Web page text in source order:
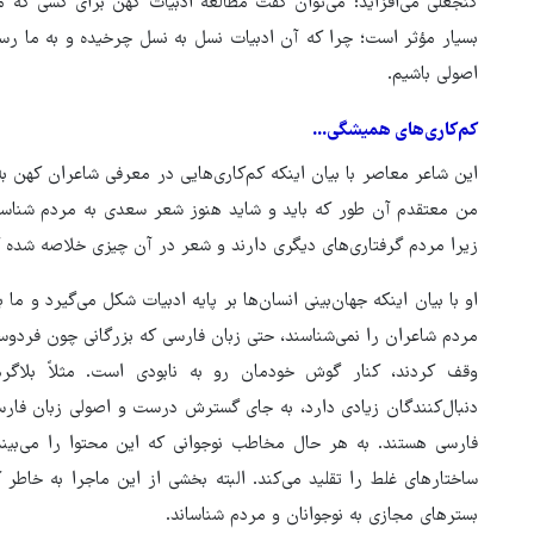
بسیار مؤثر است؛ چرا که آن ادبیات نسل به نسل چرخیده و به ما
اصولی باشیم.
کم‌کاری‌های همیشگی...
این شاعر معاصر با بیان اینکه کم‌کاری‌هایی در معرفی شاعران
من معتقدم آن طور که باید و شاید هنوز شعر سعدی به مردم
زیرا مردم گرفتاری‌های دیگری دارند و شعر در آن چیزی خلاصه شده
او با بیان اینکه جهان‌بینی انسان‌ها بر پایه ادبیات شکل می‌گیرد و
مردم شاعران را نمی‌شناسند، حتی زبان فارسی که بزرگانی چون
وقف کردند، کنار گوش خودمان رو به نابودی است. مثلاً
دنبال‌کنندگان زیادی دارد، به جای گسترش درست و اصولی زبان
فارسی هستند. به هر حال مخاطب نوجوانی که این محتوا را
ساختارهای غلط را تقلید می‌کند. البته بخشی از این ماجرا به
بسترهای مجازی به نوجوانان و مردم شناساند.